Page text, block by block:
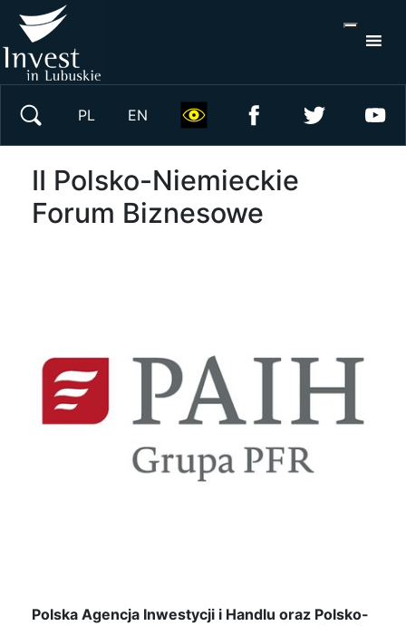
PL EN
II Polsko-Niemieckie
Forum Biznesowe
Polska Agencja Inwestycji i Handlu oraz Polsko-
Wyszukaj w serwisie